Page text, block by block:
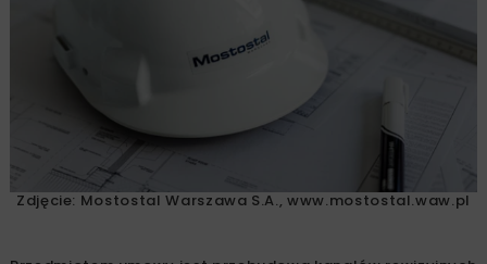
Zdjęcie: Mostostal Warszawa S.A., www.mostostal.waw.pl